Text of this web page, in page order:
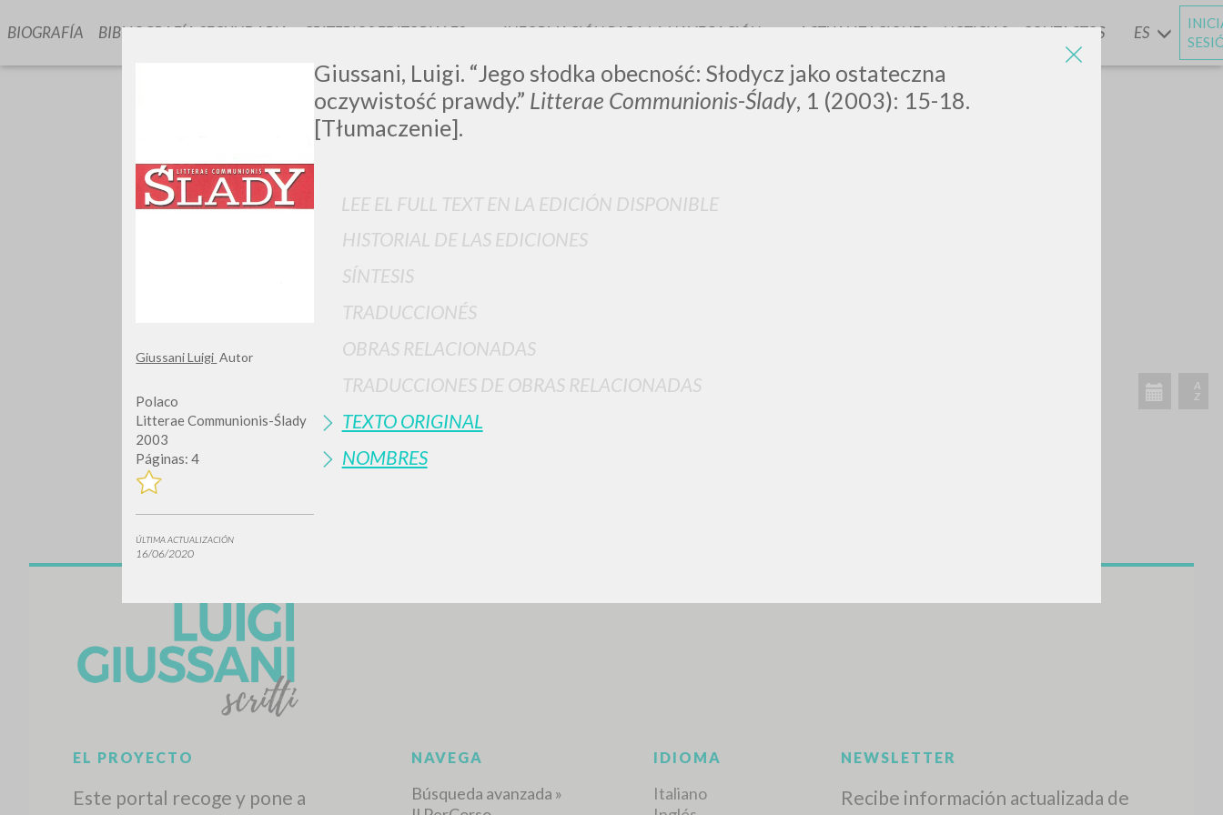
Giussani Luigi Autor
Polaco
Litterae Communionis-Ślady
2003
Páginas: 4
ÚLTIMA ACTUALIZACIÓN
16/06/2020
Giussani, Luigi. “Jego słodka obecność: Słodycz jako ostateczna
oczywistość prawdy.” Litterae Communionis-Ślady, 1 (2003): 15-18.
[Tłumaczenie].
LEE EL FULL TEXT EN LA EDICIÓN DISPONIBLE
HISTORIAL DE LAS EDICIONES
SÍNTESIS
TRADUCCIONÉS
OBRAS RELACIONADAS
TRADUCCIONES DE OBRAS RELACIONADAS
TEXTO ORIGINAL
NOMBRES
LUIGI
GIUSSANI
BIOGRAFÍA BIBLIOGRAFÍA SECUNDARIA CRITERIOS EDITORIALES INFORMACIÓN PARA LA NAVEGACIÓN ACTUALIZACIONESYNOTICIAS CONTACTOS ES
TIPOLOGÍA